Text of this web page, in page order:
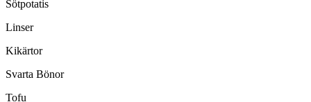
Sötpotatis
Linser
Kikärtor
Svarta Bönor
Tofu